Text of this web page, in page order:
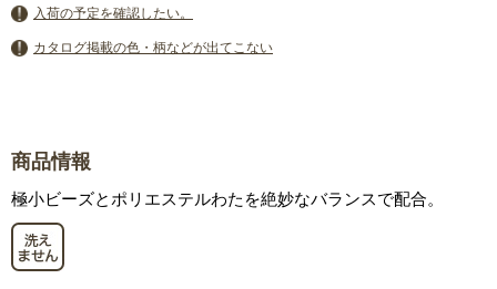
入荷の予定を確認したい。
カタログ掲載の色・柄などが出てこない
商品情報
極小ビーズとポリエステルわたを絶妙なバランスで配合。